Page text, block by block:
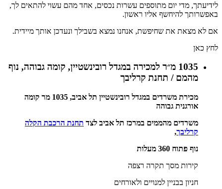
לידיעתך, מדי יום מתוספים עשרות נכסים, אחד מהם עשוי להתאים לך,
באפשרותך להיחשף אליו ראשון.
אם לא מצאת את שחיפשת, אנחנו נמצא בשבילך ונעדכן אותך מיידית.
לחץ כאן
1035 מ״ר למכירה במגדל רובינשטיין, קומה גבוהה, נוף
מהמם / תחנת קרליבך
מכירת משרדים במגדל רובינשטיין תל אביב, 1035 מר קומה
אורגנית גבוהה
משרדים מהממים במרכז תל אביב לצד תחנת הרכבת הקלה
קרליבך,
נוף פתוח 360 מעלות
קירות מסך תקרה רצפה
חניון בבניין למנויים ולאורחים